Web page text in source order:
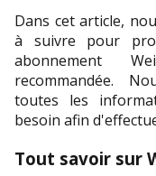
Dans cet article,
à suivre pour
abonnement
recommandée.
toutes les
besoin afin
Tout savoir sur